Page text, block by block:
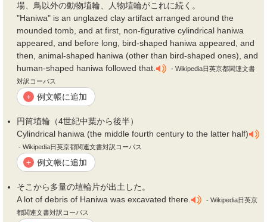
場、鳥以外の動物埴輪、人物埴輪がこれに続く。
"Haniwa" is an unglazed clay artifact arranged around the
mounded tomb, and at first, non-figurative cylindrical haniwa
appeared, and before long, bird-shaped haniwa appeared, and
then, animal-shaped haniwa (other than bird-shaped ones), and
human-shaped haniwa followed that.
- Wikipedia日英京都関連文書
対訳コーパス
+ 例文帳に追加
円筒埴輪（4世紀中葉から後半）
Cylindrical haniwa (the middle fourth century to the latter half)
- Wikipedia日英京都関連文書対訳コーパス
+ 例文帳に追加
そこから多量の埴輪片が出土した。
A lot of debris of Haniwa was excavated there.
- Wikipedia日英京
都関連文書対訳コーパス